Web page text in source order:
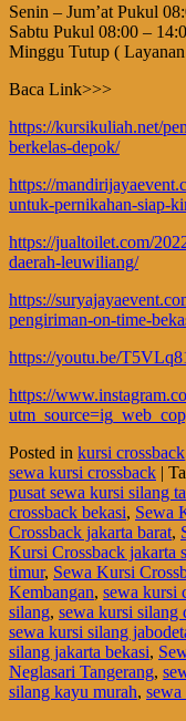
Senin – Jum’at Pukul
Sabtu Pukul 08:00 –
Minggu Tutup (
Baca Link>>>
https://kursikuliah.net/
berkelas-depok/
https://
untuk-pernikahan-siap-
https://jualtoilet.com/
daerah-leuwiliang/
https://
pengiriman-on-time-
https://youtu.be/
https://
Posted in kursi crossback
sewa kursi crossback |
pusat sewa kursi silang
crossback bekasi, Sewa
Crossback jakarta barat,
Kursi Crossback jakarta
timur, Sewa Kursi
Kembangan, sewa kursi
silang, sewa kursi silang
sewa kursi silang
silang jakarta bekasi,
Neglasari Tangerang,
silang kayu murah,